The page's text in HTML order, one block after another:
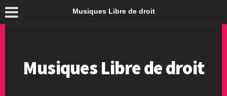
Musiques Libre de droit
Musiques Libre de droit